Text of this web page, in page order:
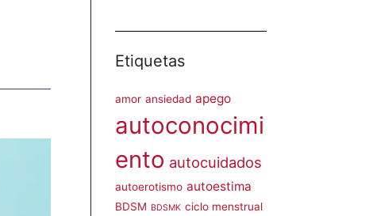
Etiquetas
amor ansiedad apego
autoconocimi
ento autocuidados
autoerotismo autoestima
BDSM BDSMK ciclo menstrual